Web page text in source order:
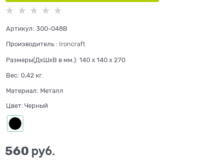
Артикул: 300-048B
Производитель : Ironcraft
Размеры(ДхШхВ в мм.): 140 x 140 x 270
Вес: 0,42 кг.
Материал: Металл
Цвет: Черный
560 руб.